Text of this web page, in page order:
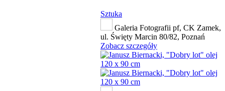
Sztuka
Galeria Fotografii pf, CK Zamek,
ul. Święty Marcin 80/82, Poznań
Zobacz szczegóły